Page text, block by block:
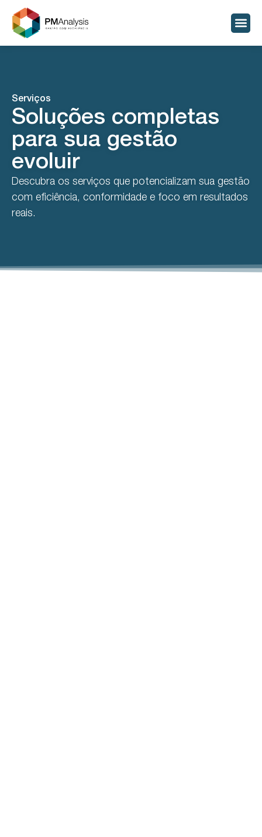
Serviços
Soluções completas
para sua gestão
evoluir
Descubra os serviços que potencializam sua gestão
com eficiência, conformidade e foco em resultados
reais.